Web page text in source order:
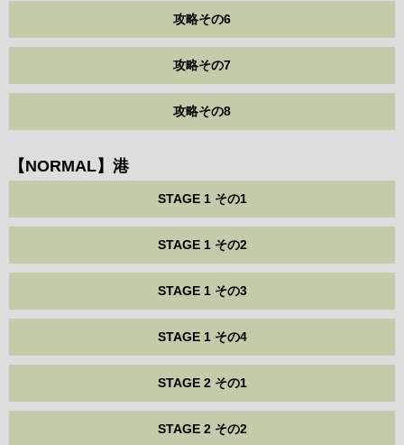
攻略その6
攻略その7
攻略その8
【NORMAL】港
STAGE 1 その1
STAGE 1 その2
STAGE 1 その3
STAGE 1 その4
STAGE 2 その1
STAGE 2 その2